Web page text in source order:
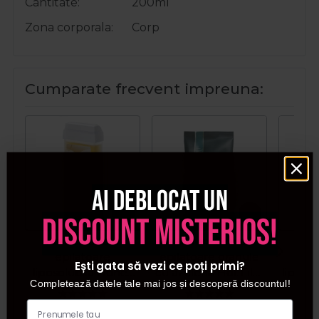
Zona corporala
Corp
Cumparate frecvent impreuna:
Italwax Ceara
liposolubila Honey
100ml
Italwax Ceara
cu azulena Hot Film
Azulene 1kg
Ai deblocat un
discount misterios!
Ești gata să vezi ce poți primi?
Completează datele tale mai jos și descoperă discountul!